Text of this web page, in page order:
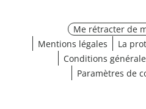
Me rétracter de
Mentions légales
La
Conditions
Paramètres de